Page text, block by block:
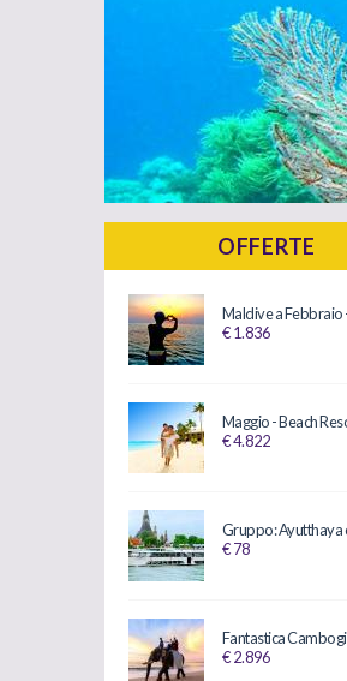
OFFERTE
Maldive a Febbraio
€ 1.836
Maggio - Beach
€ 4.822
Gruppo: Ayutthaya
€ 78
Fantastica
€ 2.896